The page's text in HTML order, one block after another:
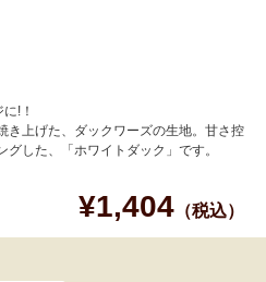
!！
き上げた、ダックワーズの生地。甘さ控
した、「ホワイトダック」です。
¥1,404 （税込）